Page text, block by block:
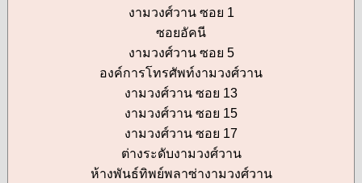
งามวงศ์วาน ซอย 1
ซอยอัคนี
งามวงศ์วาน ซอย 5
องค์การโทรศัพท์งามวงศ์วาน
งามวงศ์วาน ซอย 13
งามวงศ์วาน ซอย 15
งามวงศ์วาน ซอย 17
ต่างระดับงามวงศ์วาน
ห้างพันธ์ทิพย์พลาซ่างามวงศ์วาน